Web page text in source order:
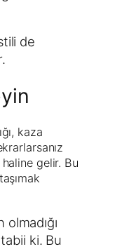
de
kaza
gelir. Bu
ki. Bu